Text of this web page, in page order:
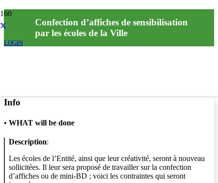
LOGIN
Confection d’affiches de sensibilisation
par les écoles de la Ville
Info
• WHAT will be done
Description:
Les écoles de l’Entité, ainsi que leur créativité, seront à nouveau
sollicitées. Il leur sera proposé de travailler sur la confection
d’affiches ou de mini-BD ; voici les contraintes qui seront